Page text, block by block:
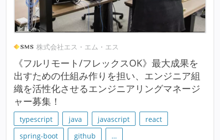
株式会社エス・エム・エス
《フルリモート/フレックスOK》最大成果を
出すための仕組み作りを担い、エンジニア組
織を活性化させるエンジニアリングマネージ
ャー募集！
typescript java javascript
react
spring-boot
github …